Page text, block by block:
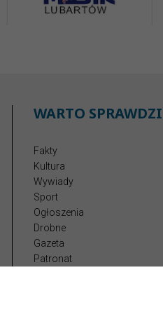
WARTO
Fakty
Kultura
Wywiady
Sport
Ogłoszenia
Drobne
Gazeta
Patronat